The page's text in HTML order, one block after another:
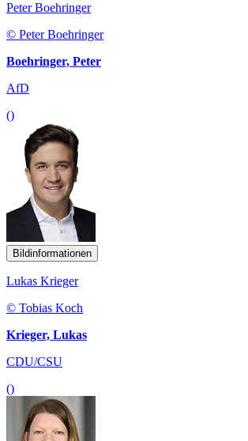
Peter Boehringer
© Peter Boehringer
Boehringer, Peter
AfD
()
Bildinformationen
Lukas Krieger
© Tobias Koch
Krieger, Lukas
CDU/CSU
()